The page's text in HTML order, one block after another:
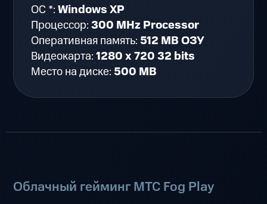
ОС *:Windows XP
Процессор:300 MHz Processor
Оперативная память:512 MB ОЗУ
Видеокарта:1280 x 720 32 bits
Место на диске:500 MB
Облачный гейминг МТС Fog Play